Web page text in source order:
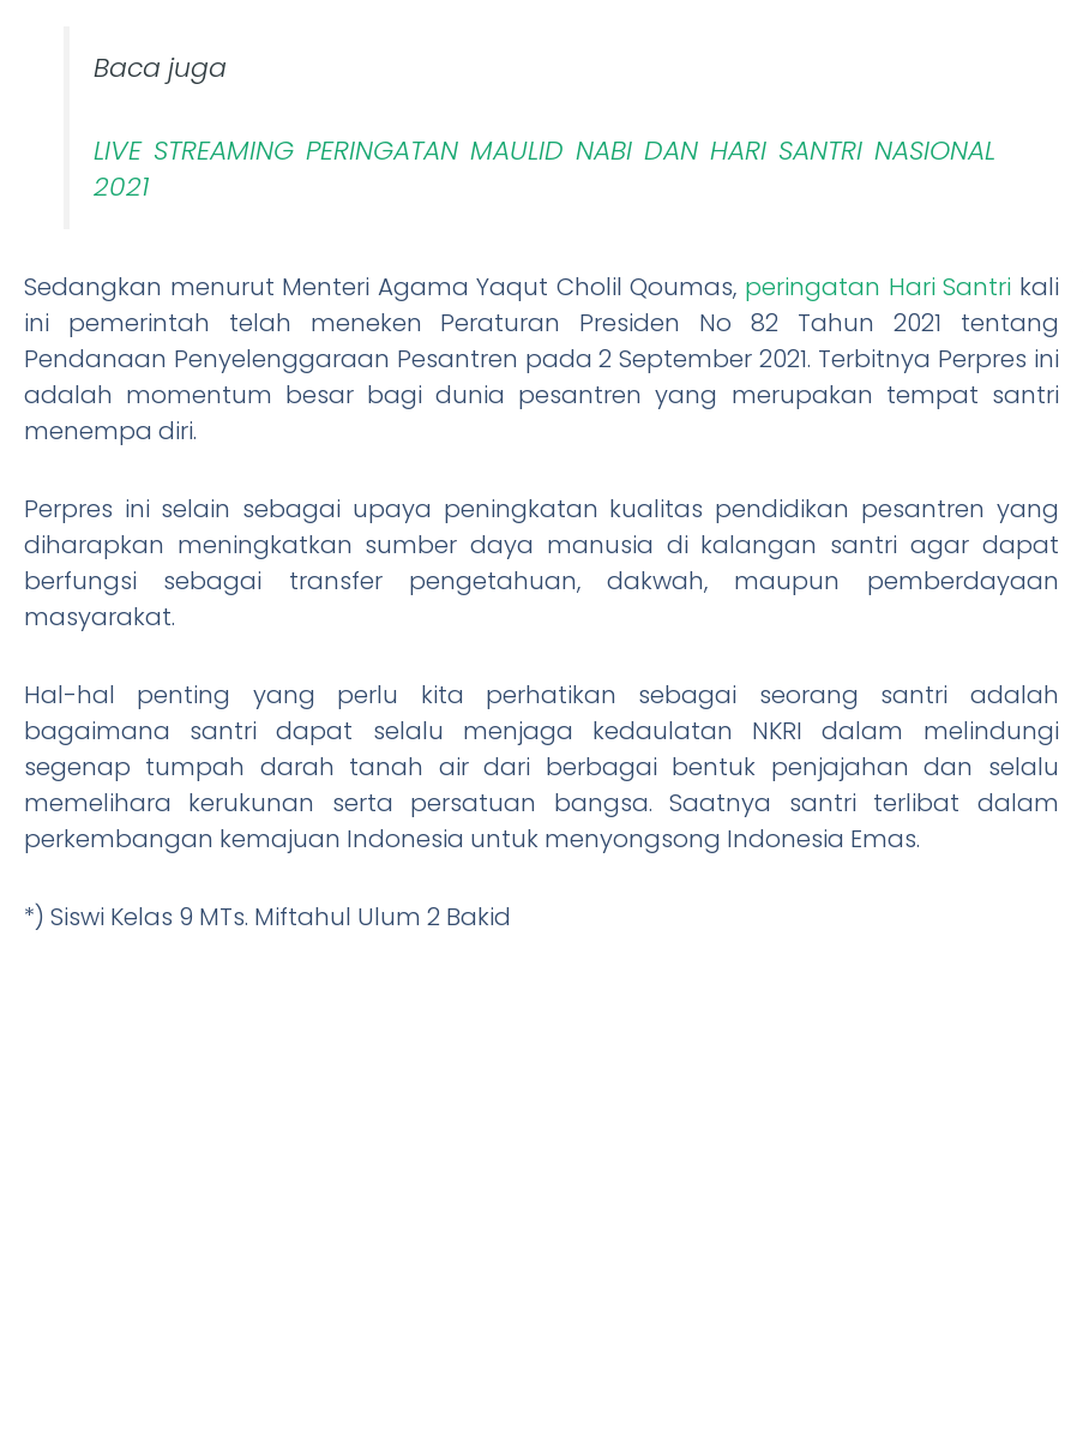
Baca juga
LIVE STREAMING PERINGATAN MAULID NABI DAN HARI SANTRI NASIONAL
2021
Sedangkan menurut Menteri Agama Yaqut Cholil Qoumas, peringatan Hari Santri kali
ini pemerintah telah meneken Peraturan Presiden No 82 Tahun 2021 tentang
Pendanaan Penyelenggaraan Pesantren pada 2 September 2021. Terbitnya Perpres ini
adalah momentum besar bagi dunia pesantren yang merupakan tempat santri
menempa diri.
Perpres ini selain sebagai upaya peningkatan kualitas pendidikan pesantren yang
diharapkan meningkatkan sumber daya manusia di kalangan santri agar dapat
berfungsi sebagai transfer pengetahuan, dakwah, maupun pemberdayaan
masyarakat.
Hal-hal penting yang perlu kita perhatikan sebagai seorang santri adalah
bagaimana santri dapat selalu menjaga kedaulatan NKRI dalam melindungi
segenap tumpah darah tanah air dari berbagai bentuk penjajahan dan selalu
memelihara kerukunan serta persatuan bangsa. Saatnya santri terlibat dalam
perkembangan kemajuan Indonesia untuk menyongsong Indonesia Emas.
*) Siswi Kelas 9 MTs. Miftahul Ulum 2 Bakid